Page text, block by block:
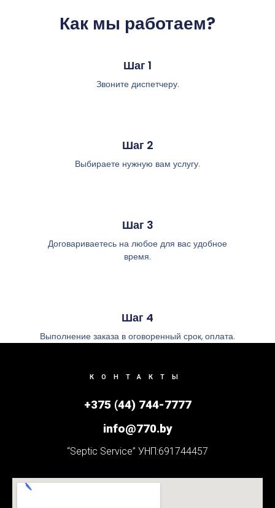
Как мы работаем?
Шаг 1
Звоните диспетчеру.
Шаг 2
Выбираете нужную вам услугу.
Шаг 3
Договариваетесь на любое для вас удобное
время.
Шаг 4
Выполнение заказа в оговоренный срок, оплата.
КОНТАКТЫ
+375 (44) 744-7777
info@770.by
“Septic Service” УНП:691744457